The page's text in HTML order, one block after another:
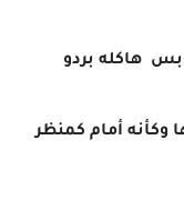
هاكله بردو
وكأنه أمام كمنظر